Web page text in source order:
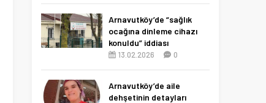
Arnavutköy’de “sağlık
ocağına dinleme cihazı
konuldu” iddiası
13.02.2026 0
Arnavutköy’de aile
dehşetinin detayları